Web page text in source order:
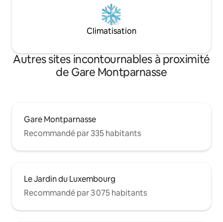
Climatisation
Autres sites incontournables à proximité
de Gare Montparnasse
Gare Montparnasse
Recommandé par 335 habitants
Le Jardin du Luxembourg
Recommandé par 3 075 habitants